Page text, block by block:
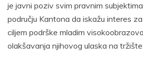
je javni poziv svim pravnim
području Kantona da iskažu interes
ciljem podrške mladim
olakšavanja njihovog ulaska na